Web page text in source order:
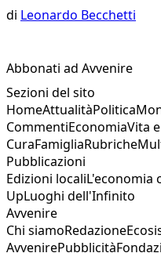
di Leonardo Becchetti
Abbonati ad Avvenire
Sezioni del sito
HomeAttualitàPolitica
CommentiEconomiaVita e
CuraFamigliaRubriche
Pubblicazioni
Edizioni localiL'economia
UpLuoghi dell'Infinito
Avvenire
Chi siamoRedazione
AvvenirePubblicità